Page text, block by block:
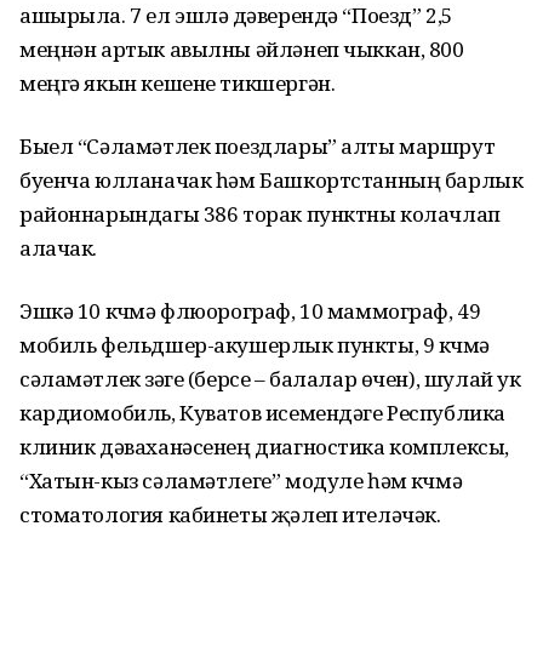
ашырыла. 7 ел эшләү дәверендә “Поезд” 2,5
меңнән артык авылны әйләнеп чыккан, 800
меңгә якын кешене тикшергән.
Быел “Сәламәтлек поездлары” алты маршрут
буенча юлланачак һәм Башкортстанның барлык
районнарындагы 386 торак пунктны колачлап
алачак.
Эшкә 10 күчмә флюорограф, 10 маммограф, 49
мобиль фельдшер-акушерлык пункты, 9 күчмә
сәламәтлек үзәге (берсе – балалар өчен), шулай ук
кардиомобиль, Куватов исемендәге Республика
клиник дәваханәсенең диагностика комплексы,
“Хатын-кыз сәламәтлеге” модуле һәм күчмә
стоматология кабинеты җәлеп ителәчәк.